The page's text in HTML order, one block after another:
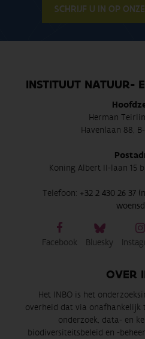
SCHRIJF U IN OP
INSTITUUT NATUUR-
Herman
Havenlaan 88,
Koning Albert II-laan 15
Telefoon: +32 2 430 26 37
Facebook Bluesky
OVER
Het INBO is het
overheid dat via onafhankelijk
onderzoek, data- en
biodiversiteitsbeleid en -